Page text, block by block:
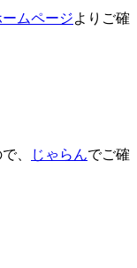
ムページよりご確
、 じゃらんでご確